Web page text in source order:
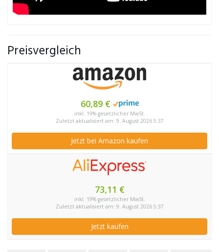
Preisvergleich
60,89 €
inkl. 19% gesetzlicher MwSt.
Zuletzt aktualisiert am: 9. August 2026 5:37
Jetzt bei Amazon kaufen
73,11 €
inkl. 19% gesetzlicher MwSt.
Zuletzt aktualisiert am: 9. August 2026 5:37
Jetzt kaufen